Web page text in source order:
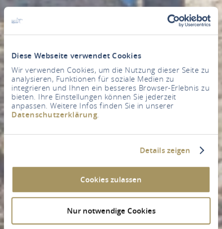
Diese Webseite verwendet Cookies
Wir verwenden Cookies, um die Nutzung dieser Seite zu
analysieren, Funktionen für soziale Medien zu
integrieren und Ihnen ein besseres Browser-Erlebnis zu
bieten. Ihre Einstellungen können Sie jederzeit
anpassen. Weitere Infos finden Sie in unserer
Datenschutzerklärung.
Details zeigen
Cookies zulassen
Nur notwendige Cookies